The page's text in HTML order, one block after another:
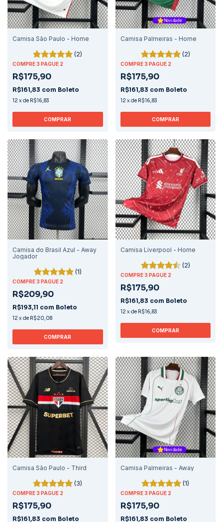
Camisa São Paulo - Home
(2)
COMPRE 3 PAGUE 2
R$175,90
R$161,83 com Boleto
12 x de R$16,83
COMPRAR
Novidade
Camisa Palmeiras - Home
(2)
COMPRE 3 PAGUE 2
R$175,90
R$161,83 com Boleto
12 x de R$16,83
COMPRAR
Camisa do Brasil Azul - Away
Jogador
(1)
COMPRE 3 PAGUE 2
R$209,90
R$193,11 com Boleto
12 xde R$20,08
COMPRAR
Camisa Liverpool - Home
(2)
COMPRE 3 PAGUE 2
R$175,90
R$161,83 com Boleto
12 xde R$16,83
COMPRAR
Camisa São Paulo - Third
(3)
COMPRE 3 PAGUE 2
R$175,90
R$161,83 com Boleto
Novidade
Camisa Palmeiras - Away
(1)
COMPRE 3 PAGUE 2
R$175,90
R$161,83 com Boleto